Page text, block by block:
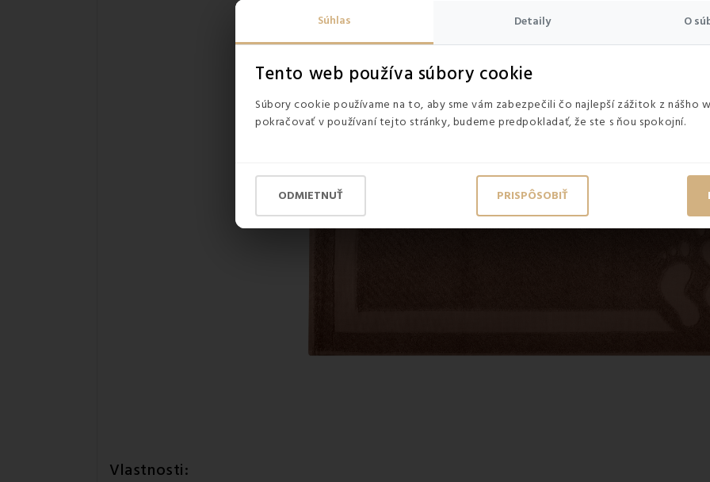
Súhlas Detaily O
Tento web používa súbory cookie
Súbory cookie používame na to, aby sme vám zabezpečili čo najlepší zážitok z nášho
pokračovať v používaní tejto stránky, budeme predpokladať, že ste s ňou spokojní.
ODMIETNUŤ PRISPÔSOBIŤ
Vlastnosti: